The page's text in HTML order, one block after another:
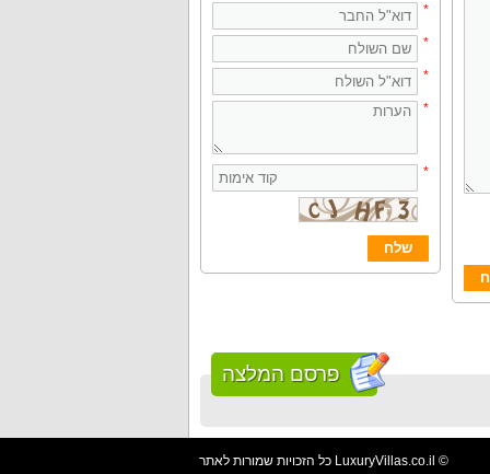
*
*
*
*
*
פרסם המלצה
כל הזכויות שמורות לאתר LuxuryVillas.co.il ©